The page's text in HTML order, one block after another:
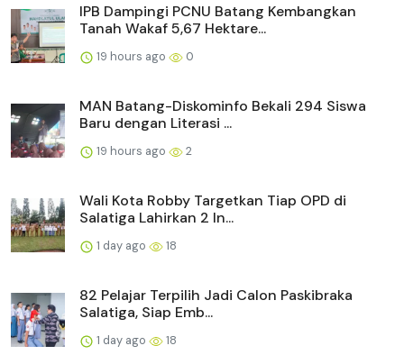
IPB Dampingi PCNU Batang Kembangkan
Tanah Wakaf 5,67 Hektare...
19 hours ago 0
MAN Batang-Diskominfo Bekali 294 Siswa
Baru dengan Literasi ...
19 hours ago 2
Wali Kota Robby Targetkan Tiap OPD di
Salatiga Lahirkan 2 In...
1 day ago 18
82 Pelajar Terpilih Jadi Calon Paskibraka
Salatiga, Siap Emb...
1 day ago 18